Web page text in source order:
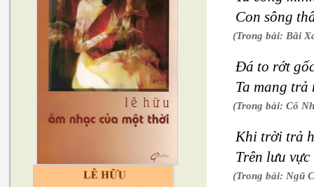
Con sông
(Trong bài: Bãi
Đá to rớt
Ta mang trả
(Trong bài: Cố
Khi trời trả
Trên lưu
(Trong bài: Ngũ